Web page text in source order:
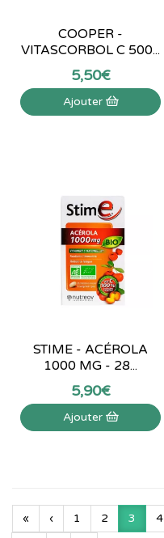
COOPER -
VITASCORBOL C 500...
5,50€
Ajouter
STIME - ACÉROLA
1000 MG - 28...
5,90€
Ajouter
« ‹ 1 2 3 4